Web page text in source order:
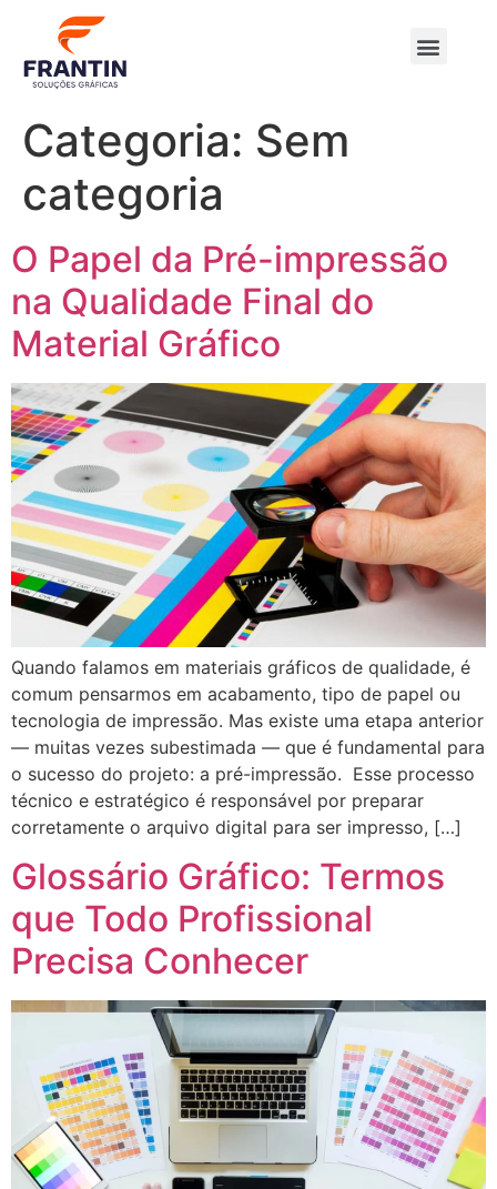
Categoria: Sem
categoria
O Papel da Pré-impressão
na Qualidade Final do
Material Gráfico
Quando falamos em materiais gráficos de qualidade, é
comum pensarmos em acabamento, tipo de papel ou
tecnologia de impressão. Mas existe uma etapa anterior
— muitas vezes subestimada — que é fundamental para
o sucesso do projeto: a pré-impressão. Esse processo
técnico e estratégico é responsável por preparar
corretamente o arquivo digital para ser impresso, […]
Glossário Gráfico: Termos
que Todo Profissional
Precisa Conhecer